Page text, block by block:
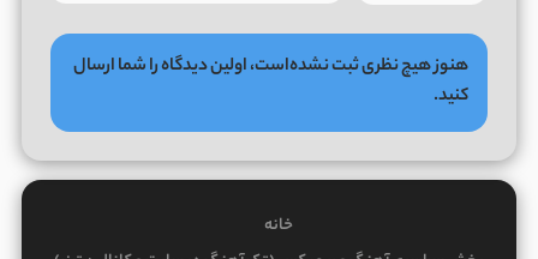
هنوز هیچ نظری ثبت نشده‌است، اولین دیدگاه را شما ارسال
کنید.
خانه